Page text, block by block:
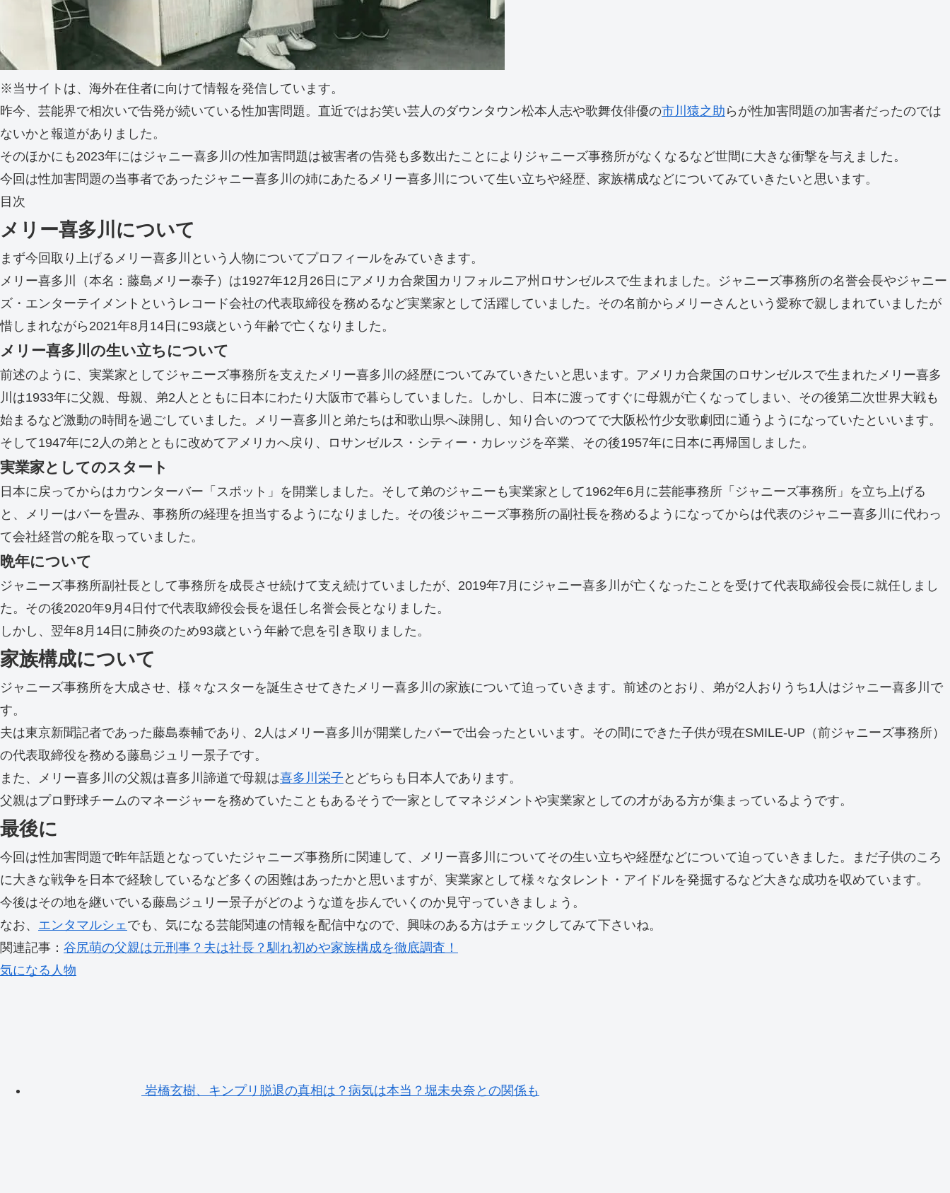
※当サイトは、海外在住者に向けて情報を発信しています。
昨今、芸能界で相次いで告発が続いている性加害問題。直近ではお笑い芸人のダウンタウン松本人志や歌舞伎俳優の市川猿之助 らが性加害問題の加害者だったのでは
ないかと報道がありました。
そのほかにも2023年にはジャニー喜多川の性加害問題は被害者の告発も多数出たことによりジャニーズ事務所がなくなるなど世間に大きな衝撃を与えました。
今回は性加害問題の当事者であったジャニー喜多川の姉にあたるメリー喜多川について生い立ちや経歴、家族構成などについてみていきたいと思います。
目次
メリー喜多川について
まず今回取り上げるメリー喜多川という人物についてプロフィールをみていきます。
メリー喜多川（本名：藤島メリー泰子）は1927年12月26日にアメリカ合衆国カリフォルニア州ロサンゼルスで生まれました。ジャニーズ事務所の名誉会長やジャニー
ズ・エンターテイメントというレコード会社の代表取締役を務めるなど実業家として活躍していました。その名前からメリーさんという愛称で親しまれていましたが
惜しまれながら2021年8月14日に93歳という年齢で亡くなりました。
メリー喜多川の生い立ちについて
前述のように、実業家としてジャニーズ事務所を支えたメリー喜多川の経歴についてみていきたいと思います。アメリカ合衆国のロサンゼルスで生まれたメリー喜多
川は1933年に父親、母親、弟2人とともに日本にわたり大阪市で暮らしていました。しかし、日本に渡ってすぐに母親が亡くなってしまい、その後第二次世界大戦も
始まるなど激動の時間を過ごしていました。メリー喜多川と弟たちは和歌山県へ疎開し、知り合いのつてで大阪松竹少女歌劇団に通うようになっていたといいます。
そして1947年に2人の弟とともに改めてアメリカへ戻り、ロサンゼルス・シティー・カレッジを卒業、その後1957年に日本に再帰国しました。
実業家としてのスタート
日本に戻ってからはカウンターバー「スポット」を開業しました。そして弟のジャニーも実業家として1962年6月に芸能事務所「ジャニーズ事務所」を立ち上げる
と、メリーはバーを畳み、事務所の経理を担当するようになりました。その後ジャニーズ事務所の副社長を務めるようになってからは代表のジャニー喜多川に代わっ
て会社経営の舵を取っていました。
晩年について
ジャニーズ事務所副社長として事務所を成長させ続けて支え続けていましたが、2019年7月にジャニー喜多川が亡くなったことを受けて代表取締役会長に就任しまし
た。その後2020年9月4日付で代表取締役会長を退任し名誉会長となりました。
しかし、翌年8月14日に肺炎のため93歳という年齢で息を引き取りました。
家族構成について
ジャニーズ事務所を大成させ、様々なスターを誕生させてきたメリー喜多川の家族について迫っていきます。前述のとおり、弟が2人おりうち1人はジャニー喜多川で
す。
夫は東京新聞記者であった藤島泰輔であり、2人はメリー喜多川が開業したバーで出会ったといいます。その間にできた子供が現在SMILE-UP（前ジャニーズ事務所）
の代表取締役を務める藤島ジュリー景子です。
また、メリー喜多川の父親は喜多川諦道で母親は喜多川栄子 とどちらも日本人であります。
父親はプロ野球チームのマネージャーを務めていたこともあるそうで一家としてマネジメントや実業家としての才がある方が集まっているようです。
最後に
今回は性加害問題で昨年話題となっていたジャニーズ事務所に関連して、メリー喜多川についてその生い立ちや経歴などについて迫っていきました。まだ子供のころ
に大きな戦争を日本で経験しているなど多くの困難はあったかと思いますが、実業家として様々なタレント・アイドルを発掘するなど大きな成功を収めています。
今後はその地を継いでいる藤島ジュリー景子がどのような道を歩んでいくのか見守っていきましょう。
なお、 エンタマルシェでも、気になる芸能関連の情報を配信中なので、興味のある方はチェックしてみて下さいね。
関連記事： 谷尻萌の父親は元刑事？夫は社長？馴れ初めや家族構成を徹底調査！
気になる人物
岩橋玄樹、キンプリ脱退の真相は？病気は本当？堀未央奈との関係も